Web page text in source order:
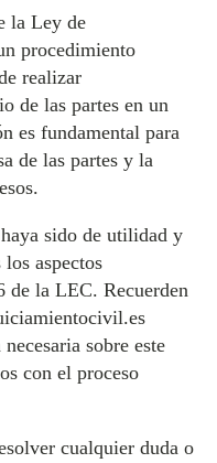
la Ley de
procedimiento
realizar
de las partes en un
es fundamental para
de las partes y la
sido de utilidad y
aspectos
de la LEC. Recuerden
sobre este
con el proceso
cualquier duda o